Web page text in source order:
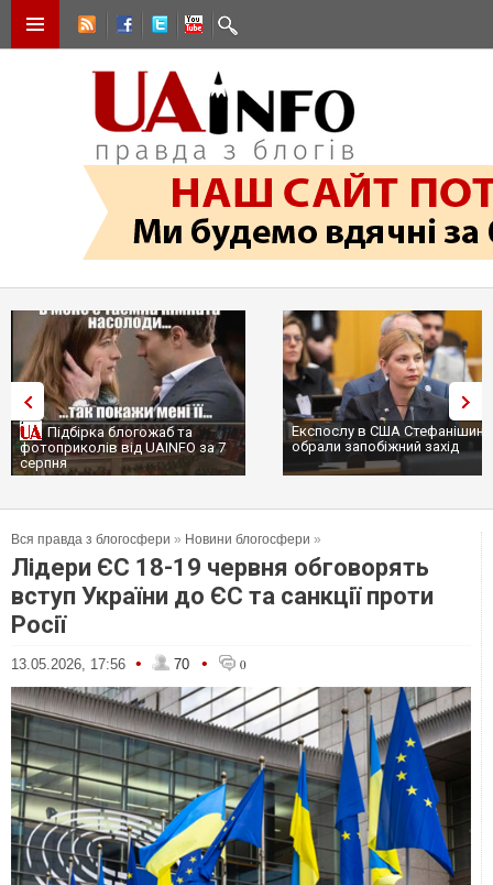
Підбірка блогожаб та
фотоприколів від UAINFO за 7
серпня
Експослу в США
обрали запобіжний захід
Вся правда з блогосфери » Новини блогосфери »
Лідери ЄС 18-19 червня обговорять
вступ України до ЄС та санкції проти
Росії
13.05.2026, 17:56 • 70 • 0